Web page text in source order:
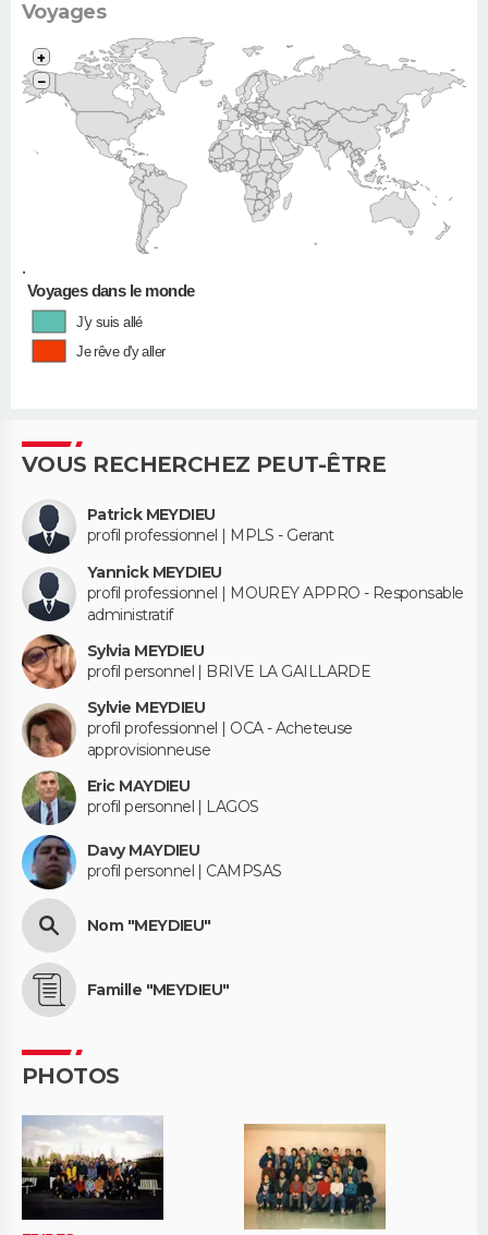
Voyages
•
+
−
Voyages dans le monde
J'y suis allé
Je rêve d'y aller
VOUS RECHERCHEZ PEUT-ÊTRE
Patrick MEYDIEU
profil professionnel | MPLS - Gerant
Yannick MEYDIEU
profil professionnel | MOUREY APPRO - Responsable
administratif
Sylvia MEYDIEU
profil personnel | BRIVE LA GAILLARDE
Sylvie MEYDIEU
profil professionnel | OCA - Acheteuse
approvisionneuse
Eric MAYDIEU
profil personnel | LAGOS
Davy MAYDIEU
profil personnel | CAMPSAS
Nom "MEYDIEU"
Famille "MEYDIEU"
PHOTOS